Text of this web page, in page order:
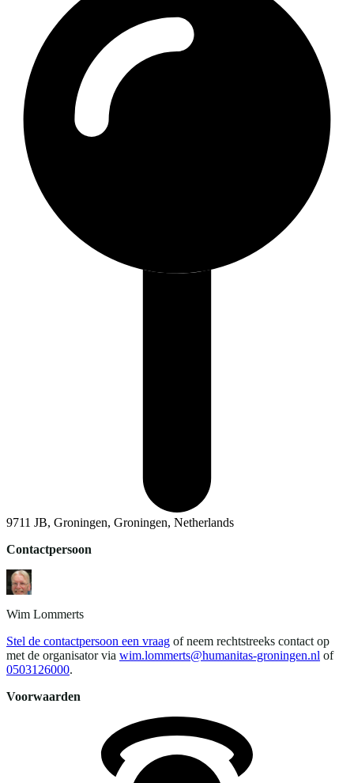
9711 JB, Groningen, Groningen, Netherlands
Contactpersoon
Wim Lommerts
Stel de contactpersoon een vraag of neem rechtstreeks contact op
met de organisator via wim.lommerts@humanitas-groningen.nl of
0503126000.
Voorwaarden